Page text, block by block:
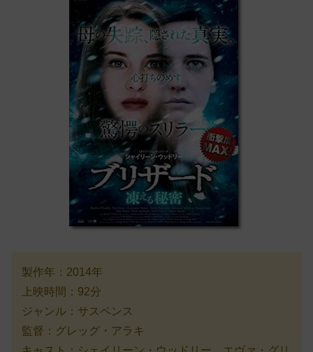
製作年：2014年
上映時間：92分
ジャンル：サスペンス
監督：グレッグ・アラキ